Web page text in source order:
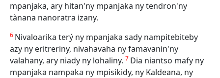
mpanjaka, ary hitan'ny mpanjaka ny tendron'ny
tànana nanoratra izany.
6 Nivaloarika terý ny mpanjaka sady nampitebiteby
azy ny eritreriny, nivahavaha ny famavanin'ny
valahany, ary niady ny lohaliny. 7 Dia niantso mafy ny
mpanjaka nampaka ny mpisikidy, ny Kaldeana, ny